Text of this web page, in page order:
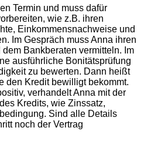
Termin und muss dafür
wie z.B. ihren
Einkommensnachweise und
Im Gespräch muss Anna ihren
Bankberaten vermitteln. Im
ausführliche Bonitätsprüfung
zu bewerten. Dann heißt
den Kredit bewilligt bekommt.
verhandelt Anna mit der
Kredits, wie Zinssatz,
Sind alle Details
noch der Vertrag